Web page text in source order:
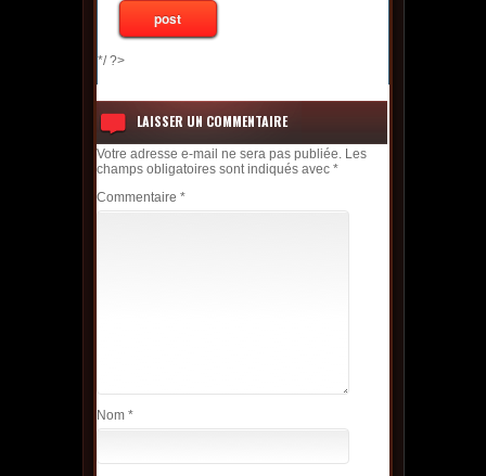
*/ ?>
LAISSER UN COMMENTAIRE
Votre adresse e-mail ne sera pas publiée. Les
champs obligatoires sont indiqués avec *
Commentaire *
Nom *